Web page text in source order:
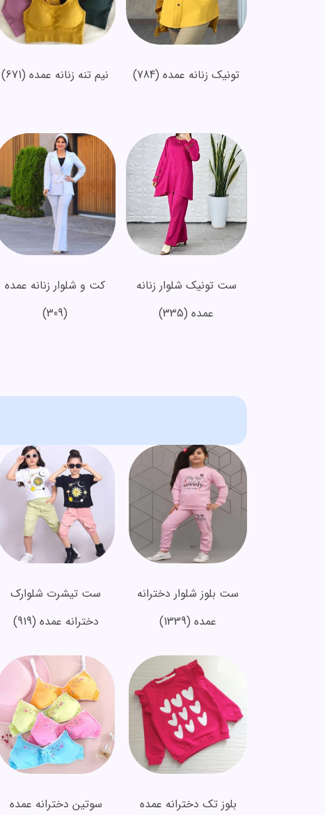
تونیک زنانه عمده (784) نیم تنه زنانه عمده (671)
ست تونیک شلوار زنانه
عمده (335)
کت و شلوار زنانه عمده
(309)
ست بلوز شلوار دخترانه
عمده (1339)
ست تیشرت شلوارک
دخترانه عمده (919)
بلوز تک دخترانه عمده سوتین دخترانه عمده